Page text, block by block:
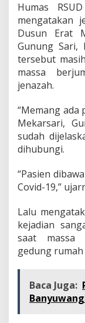
Humas
mengatakan
Dusun Erat
Gunung Sari,
tersebut
massa
jenazah.
“Memang ada
Mekarsari,
sudah
dihubungi.
“Pasien
Covid-19,”
Lalu
kejadian
saat massa
gedung rumah
Baca Juga: